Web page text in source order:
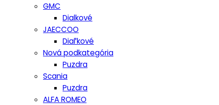
GMC
Dialkové
JAECCOO
Diaľkové
Nová podkategória
Puzdra
Scania
Puzdra
ALFA ROMEO